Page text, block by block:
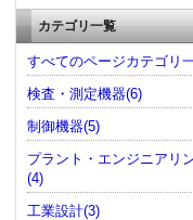
カテゴリ一覧
すべてのページカテゴリ
検査・測定機器(6)
制御機器(5)
プラント・エンジニアリ
(4)
工業設計(3)